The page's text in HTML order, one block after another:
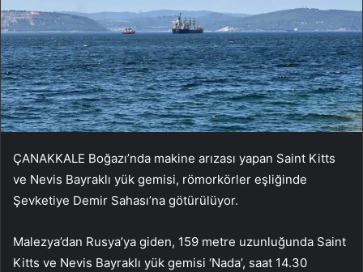
ÇANAKKALE Boğazı’nda makine arızası yapan Saint Kitts
ve Nevis Bayraklı yük gemisi, römorkörler eşliğinde
Şevketiye Demir Sahası’na götürülüyor.
Malezya’dan Rusya’ya giden, 159 metre uzunluğunda Saint
Kitts ve Nevis Bayraklı yük gemisi ‘Nada’, saat 14.30